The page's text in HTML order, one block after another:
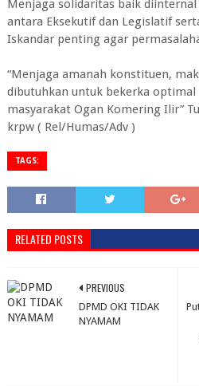
Menjaga solidaritas baik
antara Eksekutif dan Legislatif
Iskandar penting agar
“Menjaga amanah konstituen,
dibutuhkan untuk bekerka optimal
masyarakat Ogan Komering Ilir”
krpw ( Rel/Humas/Adv )
TAGS:
RELATED POSTS
PREVIOUS
DPMD OKI TIDAK
NYAMAM